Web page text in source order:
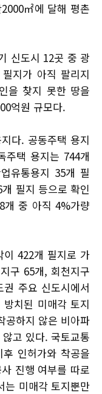
㎡에 달해 평촌
신도시 12곳 중 광
지가 아직 팔리지
을 찾지 못한 땅을
억원 규모다.
다. 공동주택 용지
택 용지는 744개
유통용지 35개 필
필지 등으로 확인
개 중 아직 4%가량
이 422개 필지로 가
구 65개, 회천지구
주요 신도시에서
치된 미매각 토지
공하지 않은 비아파
고 있다. 국토교통
인허가와 착공을
진행 여부를 따로
는 미매각 토지뿐만